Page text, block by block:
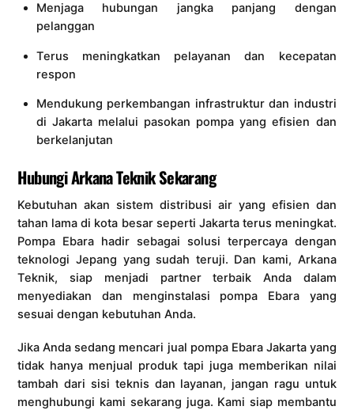
Menjaga hubungan jangka panjang dengan
pelanggan
Terus meningkatkan pelayanan dan kecepatan
respon
Mendukung perkembangan infrastruktur dan industri
di Jakarta melalui pasokan pompa yang efisien dan
berkelanjutan
Hubungi Arkana Teknik Sekarang
Kebutuhan akan sistem distribusi air yang efisien dan
tahan lama di kota besar seperti Jakarta terus meningkat.
Pompa Ebara hadir sebagai solusi terpercaya dengan
teknologi Jepang yang sudah teruji. Dan kami, Arkana
Teknik, siap menjadi partner terbaik Anda dalam
menyediakan dan menginstalasi pompa Ebara yang
sesuai dengan kebutuhan Anda.
Jika Anda sedang mencari jual pompa Ebara Jakarta yang
tidak hanya menjual produk tapi juga memberikan nilai
tambah dari sisi teknis dan layanan, jangan ragu untuk
menghubungi kami sekarang juga. Kami siap membantu